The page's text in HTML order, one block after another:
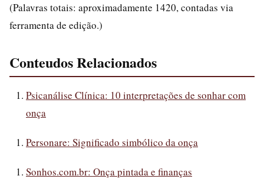
(Palavras totais: aproximadamente 1420, contadas via
ferramenta de edição.)
Conteudos Relacionados
Psicanálise Clínica: 10 interpretações de sonhar com
onça
Personare: Significado simbólico da onça
Sonhos.com.br: Onça pintada e finanças